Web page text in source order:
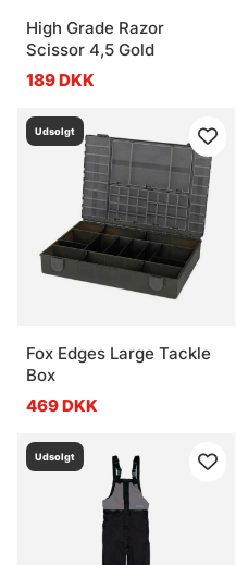
High Grade Razor
Scissor 4,5 Gold
189 DKK
Udsolgt
Fox Edges Large Tackle
Box
469 DKK
Udsolgt